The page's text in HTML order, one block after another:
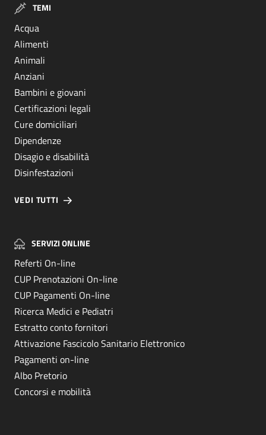
TEMI
Acqua
Alimenti
Animali
Anziani
Bambini e giovani
Certificazioni legali
Cure domiciliari
Dipendenze
Disagio e disabilità
Disinfestazioni
VEDI TUTTI
SERVIZI ONLINE
Referti On-line
CUP Prenotazioni On-line
CUP Pagamenti On-line
Ricerca Medici e Pediatri
Estratto conto fornitori
Attivazione Fascicolo Sanitario Elettronico
Pagamenti on-line
Albo Pretorio
Concorsi e mobilità